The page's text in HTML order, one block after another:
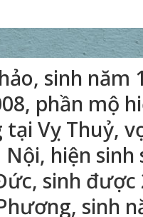
sinh năm
phần mộ
Vỵ Thuỷ,
hiện sinh
sinh
sinh